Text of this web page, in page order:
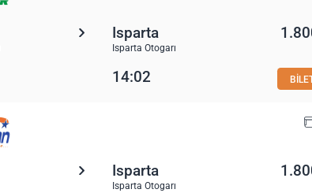
Isparta
Isparta Otogarı
14:02
Isparta
Isparta Otogarı